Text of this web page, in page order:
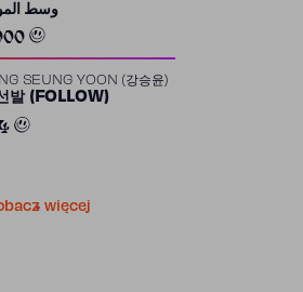
وسط
SEUNG YOON (강승윤)
발 (FOLLOW)
więcej